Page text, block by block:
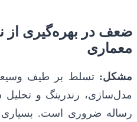
ضعف در بهره‌گیری از
معماری
مشکل: تسلط بر طیف
مدل‌سازی، رندرینگ و تحلیل
رساله ضروری است. بسیاری